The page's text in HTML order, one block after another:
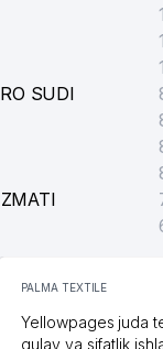
FILIALI
SUDI
PALMA TEXTILE
Yellowpages juda
qulay va sifatlik